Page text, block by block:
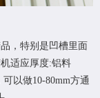
，特别是凹槽里面
适应厚度:铝料
以做10-80mm方通